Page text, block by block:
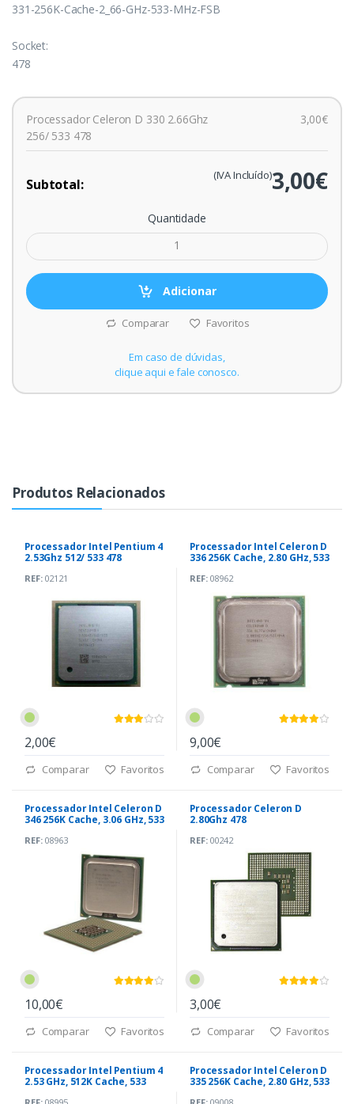
331-256K-Cache-2_66-GHz-533-MHz-FSB
Socket:
478
Processador Celeron D 330 2.66Ghz
256/ 533 478
3,00€
Subtotal: 3,00€
(IVA Incluído)
Quantidade
Adicionar
Comparar Favoritos
Em caso de dúvidas,
clique aqui e fale conosco.
Produtos Relacionados
Processador Intel Pentium 4
2.53Ghz 512/ 533 478
REF:02121
2,00€
Comparar Favoritos
Processador Intel Celeron D
336 256K Cache, 2.80 GHz, 533
REF:08962
9,00€
Comparar Favoritos
Processador Intel Celeron D
346 256K Cache, 3.06 GHz, 533
REF:08963
10,00€
Comparar Favoritos
Processador Celeron D
2.80Ghz 478
REF:00242
3,00€
Comparar Favoritos
Processador Intel Pentium 4
2.53 GHz, 512K Cache, 533
Processador Intel Celeron D
335 256K Cache, 2.80 GHz, 533